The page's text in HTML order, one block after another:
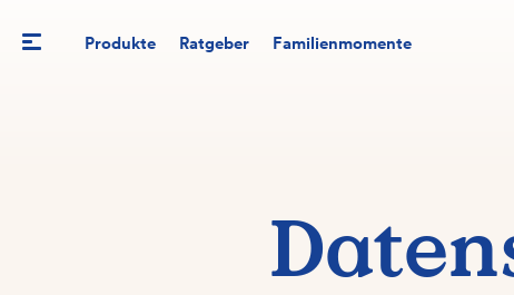
Produkte Ratgeber Familienmomente